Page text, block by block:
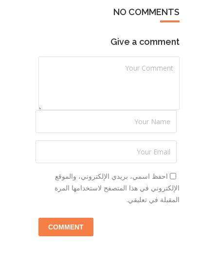
NO COMMENTS
Give a comment
احفظ اسمي، بريدي الإلكتروني، والموقع
الإلكتروني في هذا المتصفح لاستخدامها المرة
المقبلة في تعليقي.